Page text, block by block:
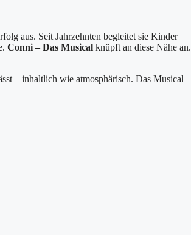
aus. Seit Jahrzehnten begleitet sie Kinder
Conni – Das Musical knüpft an diese Nähe an.
– inhaltlich wie atmosphärisch. Das Musical